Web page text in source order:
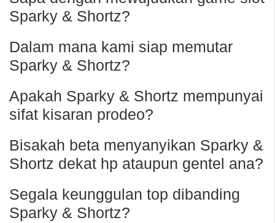
Sparky & Shortz?
Dalam mana kami siap memutar
Sparky & Shortz?
Apakah Sparky & Shortz mempunyai
sifat kisaran prodeo?
Bisakah beta menyanyikan Sparky &
Shortz dekat hp ataupun gentel ana?
Segala keunggulan top dibanding
Sparky & Shortz?